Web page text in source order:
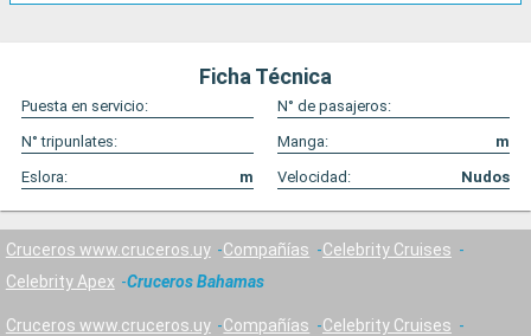
Ficha Técnica
Puesta en servicio:
N° de pasajeros:
N° tripunlates:
Manga:
m
Eslora:
m Velocidad: Nudos
Cruceros www.cruceros.uy Compañías
Celebrity Cruises
Celebrity Apex
Cruceros Bahamas
Cruceros www.cruceros.uy Compañías
Celebrity Cruises